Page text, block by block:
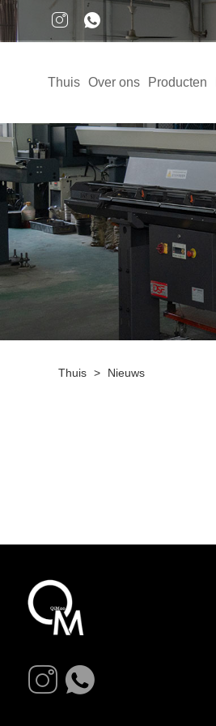
Thuis Over ons Producten
Thuis > Nieuws